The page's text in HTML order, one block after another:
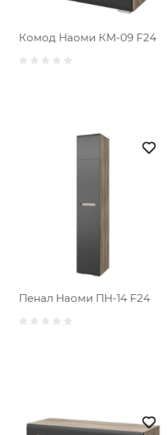
Комод Наоми КМ-09 F24
Пенал Наоми ПН-14 F24